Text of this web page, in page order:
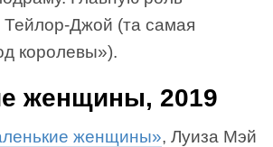
Джой (та самая
королевы»).
женщины, 2019
женщины», Луиза Мэй